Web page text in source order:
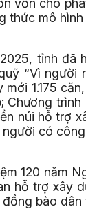
vốn cho
thức mô
tỉnh đã
“Vì người
1.175
Chương
núi hỗ trợ
có
120 năm
hỗ trợ xây
bào